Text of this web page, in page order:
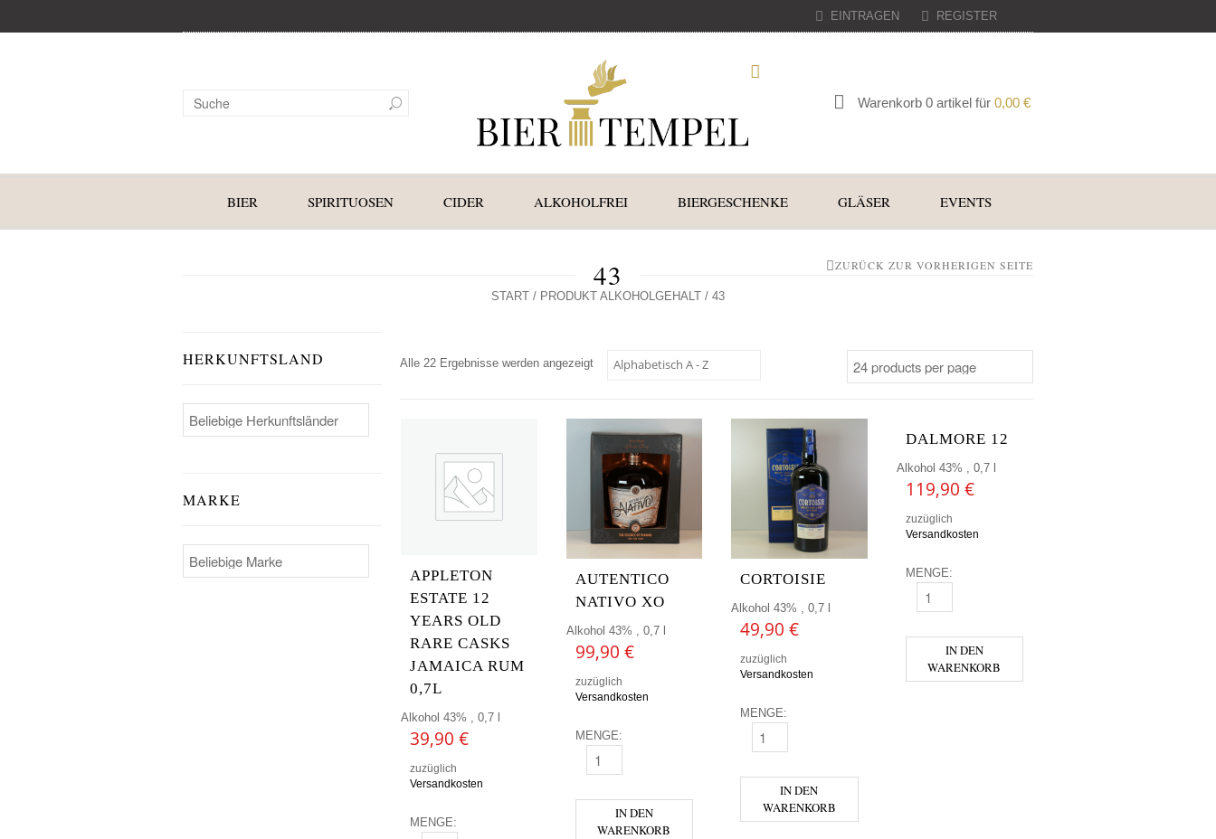
EINTRAGEN REGISTER
Warenkorb 0 artikel für 0,00 €
BIER SPIRITUOSEN CIDER ALKOHOLFREI BIERGESCHENKE GLÄSER EVENTS
43
START / PRODUKT ALKOHOLGEHALT / 43
ZURÜCK ZUR VORHERIGEN SEITE
HERKUNFTSLAND
MARKE
Alle 22 Ergebnisse werden angezeigt
APPLETON
ESTATE 12
YEARS OLD
RARE CASKS
JAMAICA RUM
0,7L
Alkohol 43% , 0,7 l
39,90 €
zuzüglich
Versandkosten
MENGE:
AUTENTICO
NATIVO XO
Alkohol 43% , 0,7 l
99,90 €
zuzüglich
Versandkosten
MENGE:
AUTENTICO NATIVO XO MENGE
IN DEN
WARENKORB
CORTOISIE
Alkohol 43% , 0,7 l
49,90 €
zuzüglich
Versandkosten
MENGE:
CORTOISIE MENGE
IN DEN
WARENKORB
DALMORE 12
Alkohol 43% , 0,7 l
119,90 €
zuzüglich
Versandkosten
MENGE:
DALMORE 12 MENGE
IN DEN
WARENKORB